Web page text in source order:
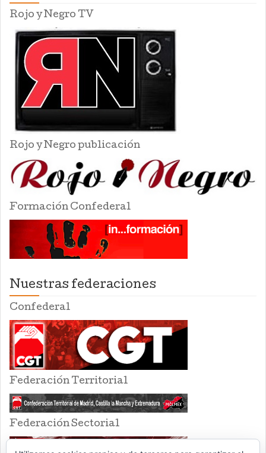
Rojo y Negro TV
Rojo y Negro publicación
Formación Confederal
Nuestras federaciones
Confederal
Federación Territorial
Federación Sectorial